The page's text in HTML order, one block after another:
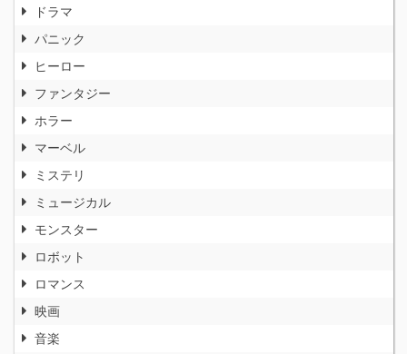
ドラマ
パニック
ヒーロー
ファンタジー
ホラー
マーベル
ミステリ
ミュージカル
モンスター
ロボット
ロマンス
映画
音楽